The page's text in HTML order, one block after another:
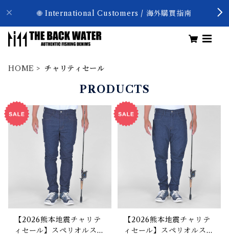
🌐 International Customers / 海外購買指南
HOME チャリティセール
PRODUCTS
【2026熊本地震チャリテ
ィセール】スペリオルスト
【2026熊本地震チャリテ
ィセール】スペリオルスト